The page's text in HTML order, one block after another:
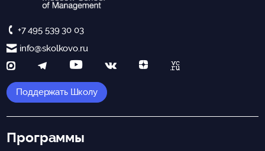
+7 495 539 30 03
info@skolkovo.ru
Поддержать Школу
Программы